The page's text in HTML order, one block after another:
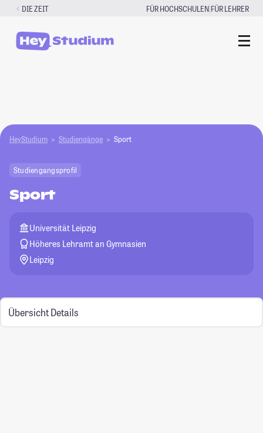
Zum
springen
DIE ZEIT FÜR HOCHSCHULEN|FÜR LEHRER
HeyStudium Studiengänge Sport
Studiengangsprofil
Sport
Universität Leipzig
Höheres Lehramt an Gymnasien
Leipzig
Übersicht Details